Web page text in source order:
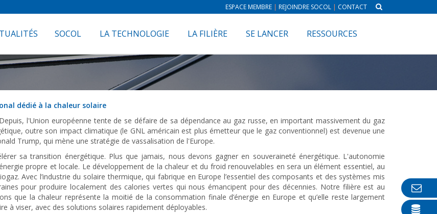
ESPACE MEMBRE | REJOINDRE SOCOL | CONTACT
SOCOL LA TECHNOLOGIE LA FILIÈRE SE LANCER RESSOURCES
dédié à la chaleur solaire
l'Union européenne tente de se défaire de sa dépendance au gaz russe, en important massivement du gaz
outre son impact climatique (le GNL américain est plus émetteur que le gaz conventionnel) est devenue une
Trump, qui mène une stratégie de vassalisation de l'Europe.
sa transition énergétique. Plus que jamais, nous devons gagner en souveraineté énergétique. L'autonomie
propre et locale. Le développement de la chaleur et du froid renouvelables en sera un élément essentiel, au
Avec l’industrie du solaire thermique, qui fabrique en Europe l’essentiel des composants et des systèmes mis
pour produire localement des calories vertes qui nous émancipent pour des décennies. Notre filière est au
que la chaleur représente la moitié de la consommation finale d’énergie en Europe et qu’elle reste largement
à viser, avec des solutions solaires rapidement déployables.